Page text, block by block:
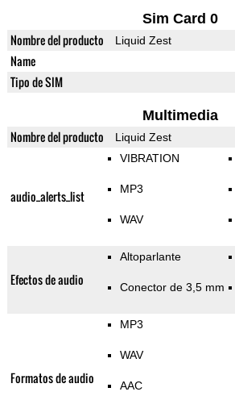
Sim Card 0
Nombre del producto Liquid Zest
Name
Tipo de SIM
Multimedia
Nombre del producto Liquid Zest
audio_alerts_list
VIBRATION
MP3
WAV
Efectos de audio
Altoparlante
Conector de 3,5 mm
Formatos de audio
MP3
WAV
AAC